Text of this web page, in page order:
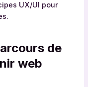
UX/UI pour
de
web